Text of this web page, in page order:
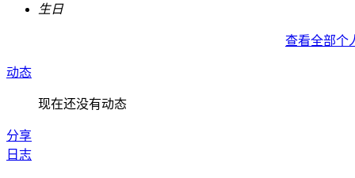
生日
查看全部个
动态
现在还没有动态
分享
日志